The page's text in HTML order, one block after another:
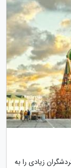
زیادی را به